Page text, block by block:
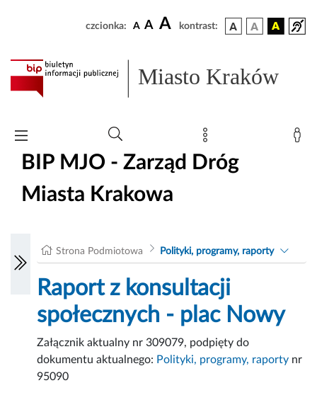
czcionka: A A A kontrast:
Miasto Kraków
BIP MJO - Zarząd Dróg
Miasta Krakowa
Strona Podmiotowa Polityki, programy, raporty
Raport z konsultacji
społecznych - plac Nowy
Załącznik aktualny nr 309079, podpięty do
dokumentu aktualnego: Polityki, programy, raporty nr
95090